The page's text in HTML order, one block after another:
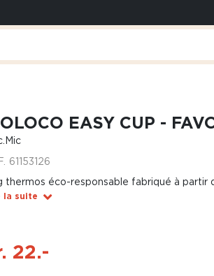
EASY CUP -
61153126
thermos éco-responsable fabriqué à partir
la suite
22.-